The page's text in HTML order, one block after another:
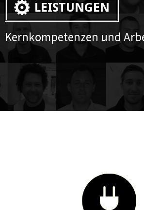
LEISTUNGEN
Kernkompetenzen und